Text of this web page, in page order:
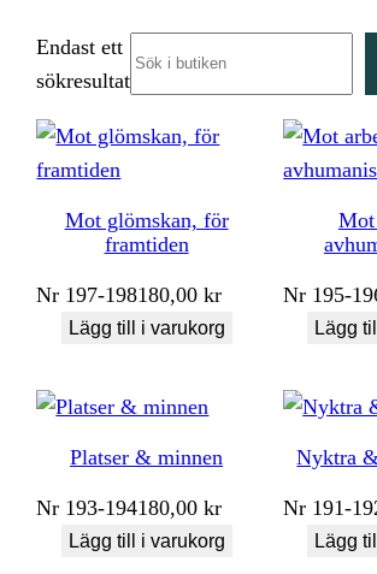
Endast ett
sökresultat
Mot glömskan, för
framtiden
Nr 197-198180,00kr
Lägg till i varukorg
Mot
Nr 195-
Lägg
Platser & minnen
Nr 193-194180,00kr
Lägg till i varukorg
Nyktra
Nr 191-
Lägg